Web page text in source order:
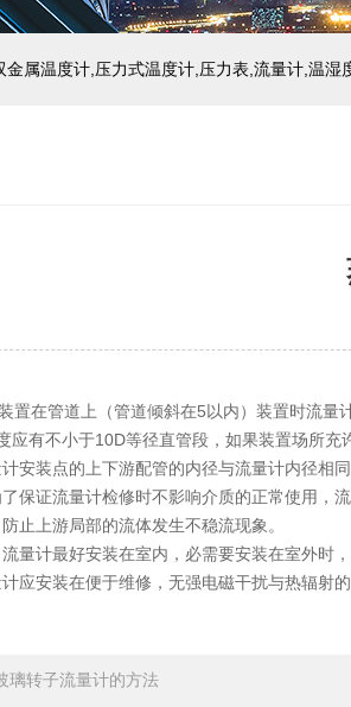
置在管道上（管道倾斜在5以内）装置时流量
应有不小于10D等径直管段，如果装置场所充
安装点的上下游配管的内径与流量计内径相
保证流量计检修时不影响介质的正常使用，
止上游局部的流体发生不稳流现象。
量计最好安装在室内，必需要安装在室外时
应安装在便于维修，无强电磁干扰与热辐射
璃转子流量计的方法